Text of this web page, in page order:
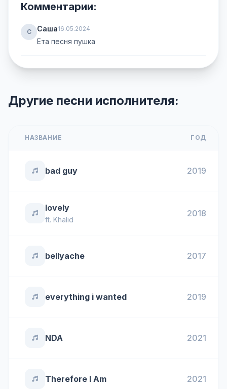
Комментарии:
С Саша16.05.2024
Ета песня пушка
Другие песни исполнителя:
НАЗВАНИЕ ГОД
bad guy 2019
lovely
ft. Khalid
2018
bellyache 2017
everything i wanted 2019
NDA 2021
Therefore I Am 2021